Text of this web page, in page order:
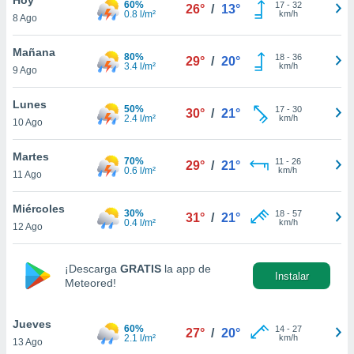
en
más
nuestra
de
aceptar
de
8 Ago
60%
0.8 l/m²
26° / 13° 17- 32
km/h
Mañana
9 Ago
80%
3.4 l/m²
29° / 20° 18- 36
km/h
Lunes
10 Ago
50%
2.4 l/m²
30° / 21° 17- 30
km/h
Martes
11 Ago
70%
0.6 l/m²
29° / 21° 11 - 26
km/h
Miércoles
12 Ago
30%
0.4 l/m²
31° / 21° 18- 57
km/h
¡Descarga GRATIS la app de
Meteored!
Instalar
Jueves
13 Ago
60%
2.1 l/m²
27° / 20° 14- 27
km/h